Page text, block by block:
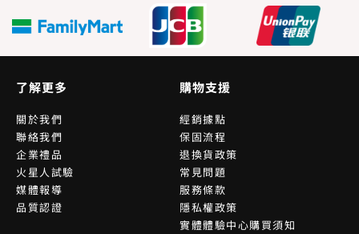
了解更多
關於我們
聯絡我們
企業禮品
火星人試驗
媒體報導
品質認證
購物支援
經銷據點
保固流程
退換貨政策
常見問題
服務條款
隱私權政策
實體體驗中心購買須知